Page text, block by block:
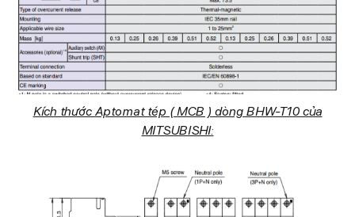
Kích thước Aptomat tép ( MCB ) dòng BHW-T10 của
MITSUBISHI: